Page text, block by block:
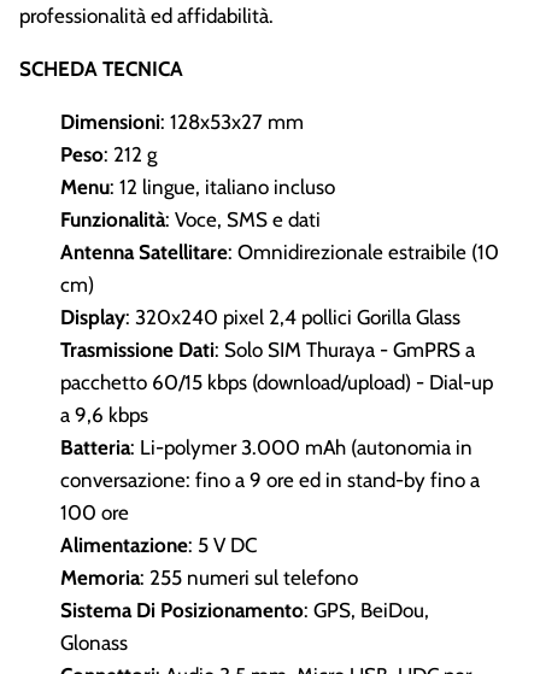
professionalità ed affidabilità.
SCHEDA TECNICA
Dimensioni: 128x53x27 mm
Peso: 212 g
Menu: 12 lingue, italiano incluso
Funzionalità: Voce, SMS e dati
Antenna Satellitare: Omnidirezionale estraibile (10
cm)
Display: 320x240 pixel 2,4 pollici Gorilla Glass
Trasmissione Dati: Solo SIM Thuraya - GmPRS a
pacchetto 60/15 kbps (download/upload) - Dial-up
a 9,6 kbps
Batteria: Li-polymer 3.000 mAh (autonomia in
conversazione: fino a 9 ore ed in stand-by fino a
100 ore
Alimentazione: 5 V DC
Memoria: 255 numeri sul telefono
Sistema Di Posizionamento: GPS, BeiDou,
Glonass